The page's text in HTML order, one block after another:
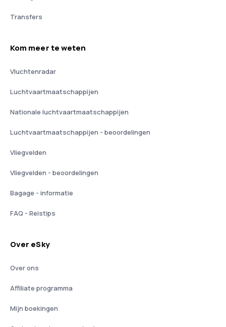
Transfers
Kom meer te weten
Vluchtenradar
Luchtvaartmaatschappijen
Nationale luchtvaartmaatschappijen
Luchtvaartmaatschappijen - beoordelingen
Vliegvelden
Vliegvelden - beoordelingen
Bagage - informatie
FAQ - Reistips
Over eSky
Over ons
Affiliate programma
Mijn boekingen